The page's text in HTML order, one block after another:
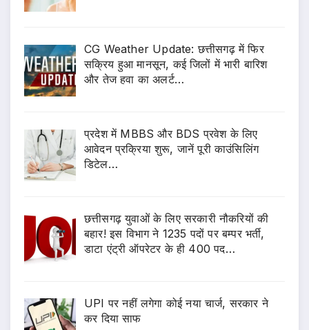
CG Weather Update: छत्तीसगढ़ में फिर
सक्रिय हुआ मानसून, कई जिलों में भारी बारिश
और तेज हवा का अलर्ट…
प्रदेश में MBBS और BDS प्रवेश के लिए
आवेदन प्रक्रिया शुरू, जानें पूरी काउंसिलिंग
डिटेल…
छत्तीसगढ़ युवाओं के लिए सरकारी नौकरियों की
बहार! इस विभाग ने 1235 पदों पर बम्पर भर्ती,
डाटा एंट्री ऑपरेटर के ही 400 पद…
UPI पर नहीं लगेगा कोई नया चार्ज, सरकार ने
कर दिया साफ